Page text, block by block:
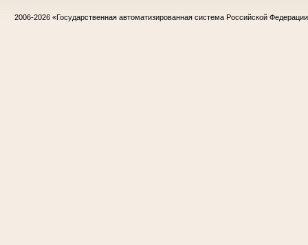
2006-2026 «Государственная автоматизированная система Российской